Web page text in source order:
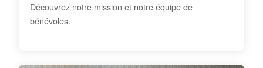
Découvrez notre mission et notre équipe de
bénévoles.